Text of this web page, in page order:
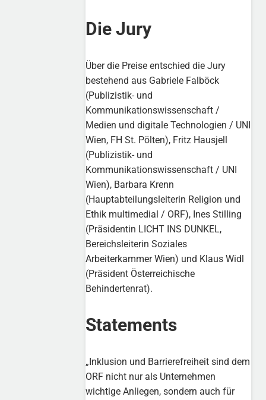
Die Jury
Über die Preise entschied die Jury
bestehend aus Gabriele Falböck
(Publizistik- und
Kommunikationswissenschaft /
Medien und digitale Technologien / UNI
Wien, FH St. Pölten), Fritz Hausjell
(Publizistik- und
Kommunikationswissenschaft / UNI
Wien), Barbara Krenn
(Hauptabteilungsleiterin Religion und
Ethik multimedial / ORF), Ines Stilling
(Präsidentin LICHT INS DUNKEL,
Bereichsleiterin Soziales
Arbeiterkammer Wien) und Klaus Widl
(Präsident Österreichische
Behindertenrat).
Statements
„Inklusion und Barrierefreiheit sind dem
ORF nicht nur als Unternehmen
wichtige Anliegen, sondern auch für